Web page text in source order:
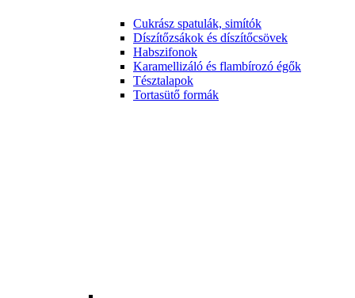
Cukrász spatulák, simítók
Díszítőzsákok és díszítőcsövek
Habszifonok
Karamellizáló és flambírozó égők
Tésztalapok
Tortasütő formák